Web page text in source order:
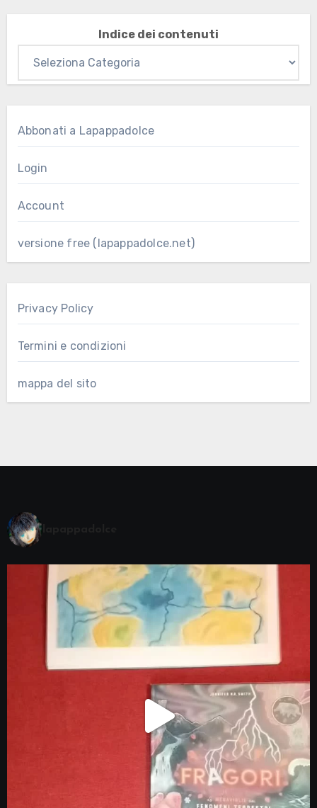
Indice dei contenuti
Abbonati a Lapappadolce
Login
Account
versione free (lapappadolce.net)
Privacy Policy
Termini e condizioni
mappa del sito